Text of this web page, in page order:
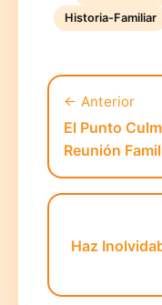
Historia-Familiar
← Anterior
El Punto
Reunión
Haz